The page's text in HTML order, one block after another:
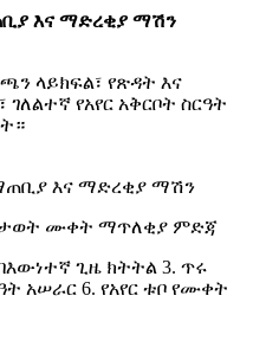
እና ማድረቂያ ማሽን
ላይክፍል፣ የጽዳት እና
ገለልተኛ የአየር አቅርቦት ስርዓት
ሙቀት ማጥለቂያ ምድጃ
ጊዜ ክትትል 3. ጥሩ
አሠራር 6. የአየር ቱቦ የሙቀት